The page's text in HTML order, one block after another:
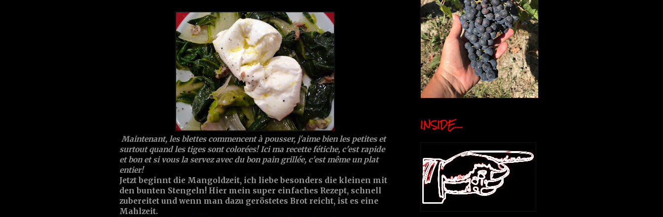
Maintenant, les blettes commencent à pousser, j'aime bien les petites et
surtout quand les tiges sont colorées! Ici ma recette fétiche, c'est rapide
et bon et si vous la servez avec du bon pain grillée, c'est même un plat
entier!
Jetzt beginnt die Mangoldzeit, ich liebe besonders die kleinen mit
den bunten Stengeln! Hier mein super einfaches Rezept, schnell
zubereitet und wenn man dazu geröstetes Brot reicht, ist es eine
Mahlzeit.
INSIDE....